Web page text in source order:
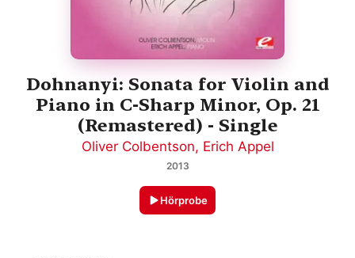
Dohnanyi: Sonata for Violin and
Piano in C-Sharp Minor, Op. 21
(Remastered) - Single
Oliver Colbentson, Erich Appel
2013
Hörprobe